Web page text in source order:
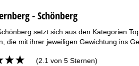
- Schönberg
setzt sich aus den Kategorien
die mit ihrer jeweiligen Gewichtung ins
(2.1 von 5 Sternen)